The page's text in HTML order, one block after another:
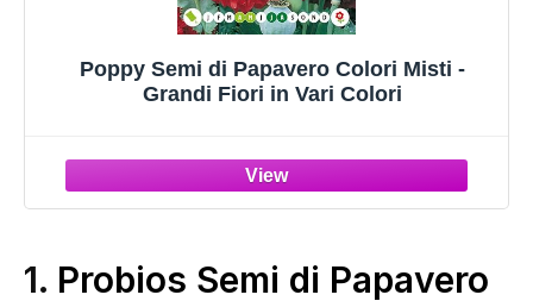
Poppy Semi di Papavero Colori Misti -
Grandi Fiori in Vari Colori
1. Probios Semi di Papavero